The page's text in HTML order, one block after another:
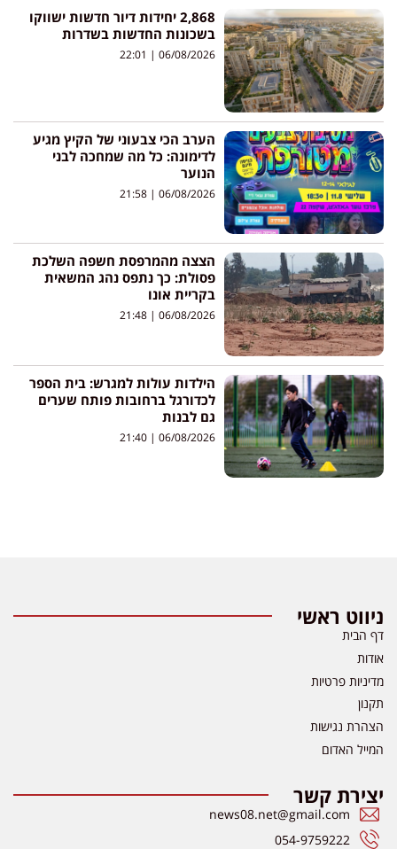
2,868 יחידות דיור חדשות ישווקו
בשכונות החדשות בשדרות
06/08/2026
הערב הכי צבעוני של הקיץ מגיע
לדימונה: כל מה שמחכה לבני
הנוער
06/08/2026
הצצה מהמרפסת חשפה השלכת
פסולת: כך נתפס נהג המשאית
בקריית אונו
06/08/2026
הילדות עולות למגרש: בית הספר
לכדורגל ברחובות פותח שערים
גם לבנות
06/08/2026
ניווט ראשי
דף הבית
אודות
מדיניות פרטיות
תקנון
הצהרת נגישות
המייל האדום
יצירת קשר
news08.net@gmail.com
054-9759222